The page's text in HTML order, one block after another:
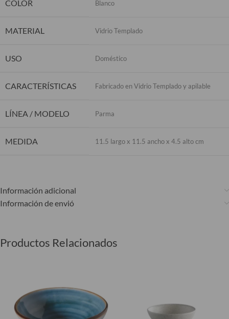
COLOR Blanco
MATERIAL Vidrio Templado
USO Doméstico
CARACTERÍSTICAS Fabricado en Vidrio Templado y apilable
LÍNEA / MODELO Parma
MEDIDA 11.5 largo x 11.5 ancho x 4.5 alto cm
Información adicional
Información de envió
Productos Relacionados